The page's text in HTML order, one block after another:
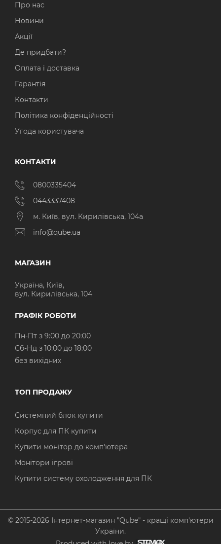
Про нас
Новини
Акції
Де придбати?
Оплата і доставка
Гарантія
Контакти
Політика конфіденційності
Угода користувача
КОНТАКТИ
0800335404
0443337408
м. Київ, вул. Кирилівська, 104а
info@qube.ua
МАГАЗИН
Україна, Київ,
вул. Кирилівська, 104
ГРАФІК РОБОТИ
Пн-Пт з 9:00 до 20:00
Cб-Нд з 10:00 до 18:00
без вихідних
ТОП ПРОДАЖУ
Системний блок купити
Корпус для ПК купити
Купити монітор до комп'ютера
Монітори ігрові
Купити систему охолодження для ПК
© 2015-2026 Інтернет-магазин "Qube" - кращі комп'ютери
України.